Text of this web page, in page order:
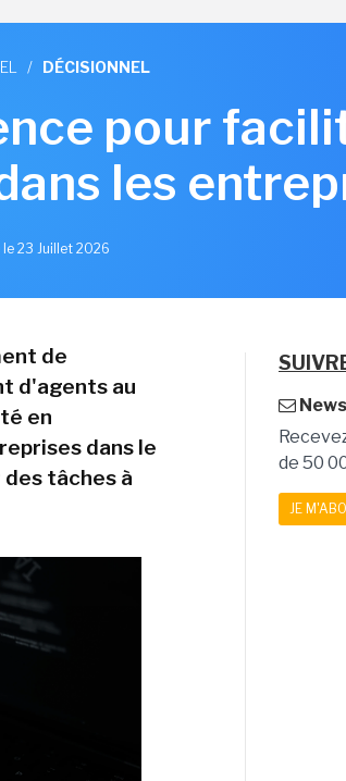
/ DÉCISIONNEL
pour
les
le 23 Juillet 2026
de
d'agents au
en
dans le
tâches à
de 50
JE